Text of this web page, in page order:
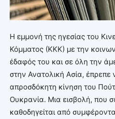
Η εμμονή της ηγεσίας του
Κόμματος (ΚΚΚ) με την
έδαφός του και σε όλη την
στην Ανατολική Ασία, έπρεπε
απροσδόκητη κίνηση του
Ουκρανία. Μια εισβολή, που
καθοδηγείται από